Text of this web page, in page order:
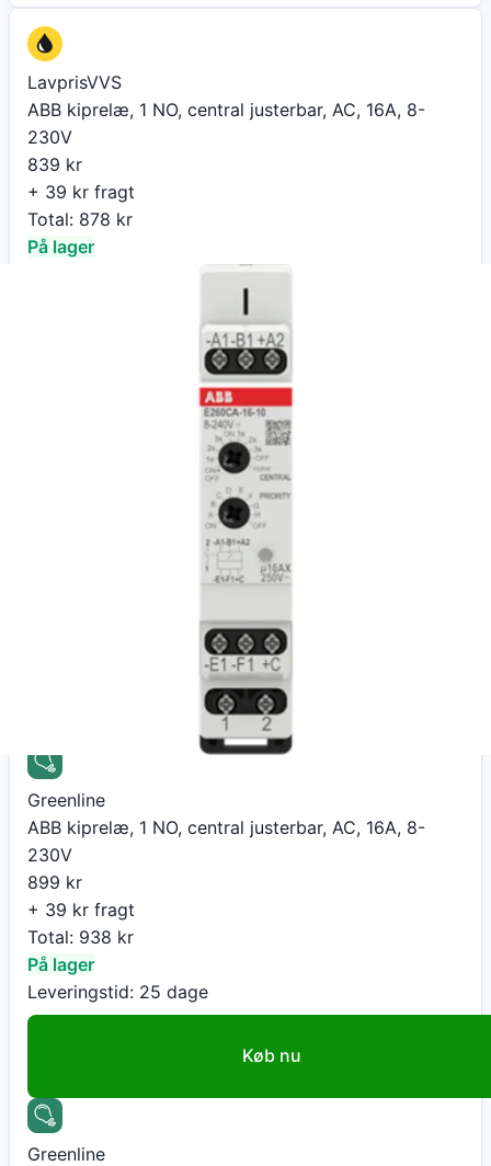
LavprisVVS
ABB kiprelæ, 1 NO, central justerbar, AC, 16A, 8-
230V
839 kr
+ 39 kr fragt
Total: 878 kr
På lager
25 dage
Køb nu
ABB kiprelæ, 1 NO, central justerbar, AC, 16A, 8-
Gå til butik
Greenline
ABB kiprelæ, 1 NO, central justerbar, AC, 16A, 8-
230V
899 kr
+ 39 kr fragt
Total: 938 kr
På lager
Leveringstid: 25 dage
Køb nu
Greenline